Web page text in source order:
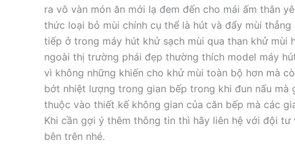
ra vô vàn món ăn mới lạ đem đến cho mái ấm thân
thức loại bỏ mùi chính cụ thể là hút và đẩy mùi
tiếp ở trong máy hút khử sạch mùi qua than khử mùi
ngoài thị trường phái đẹp thường thích model máy
vì không những khiến cho khử mùi toàn bộ hơn mà
bớt nhiệt lượng trong gian bếp trong khi đun nấu mà
thuộc vào thiết kế không gian của căn bếp mà các
Khi cần gợi ý thêm thông tin thì hãy liên hệ với đội
bên trên nhé.